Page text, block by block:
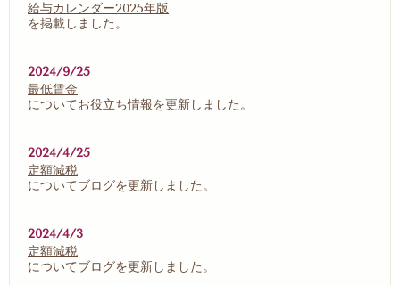
給与カレンダー2025年版
を掲載しました。
2024/9/25
最低賃金
についてお役立ち情報を更新しました。
2024/4/25
定額減税
についてブログを更新しました。
2024/4/3
定額減税
についてブログを更新しました。